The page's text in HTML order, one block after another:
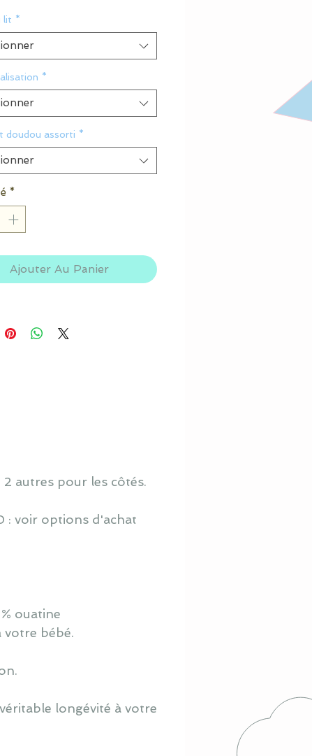
lit *
*
doudou assorti *
*
Ajouter Au Panier
autres pour les côtés.
: voir options d'achat
ouatine
votre bébé.
longévité à votre